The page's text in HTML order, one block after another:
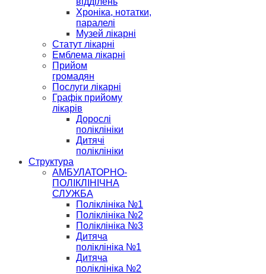
Хроніка, нотатки,
паралелі
Музей лікарні
Статут лікарні
Емблема лікарні
Прийом
громадян
Послуги лікарні
Графік прийому
лікарів
Дорослі
поліклініки
Дитячі
поліклініки
Структура
АМБУЛАТОРНО-
ПОЛІКЛІНІЧНА
СЛУЖБА
Поліклініка №1
Поліклініка №2
Поліклініка №3
Дитяча
поліклініка №1
Дитяча
поліклініка №2